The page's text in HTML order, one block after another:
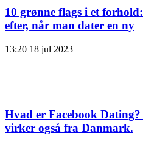
10 grønne flags i et
efter, når man dater en ny
13:20 18 jul 2023
Hvad er Facebook
virker også fra Danmark.